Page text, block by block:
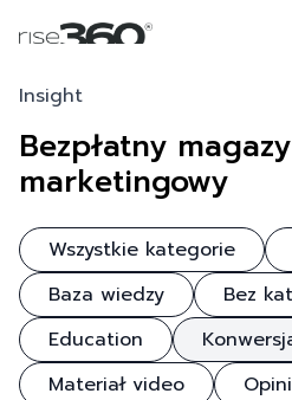
Insight
Bezpłatny
marketingowy
Wszystkie kategorie
Baza wiedzy
Bez
Education
Materiał video